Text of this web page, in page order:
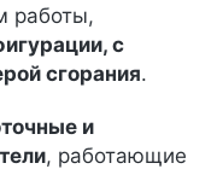
работы,
с
сгорания.
и
, работающие